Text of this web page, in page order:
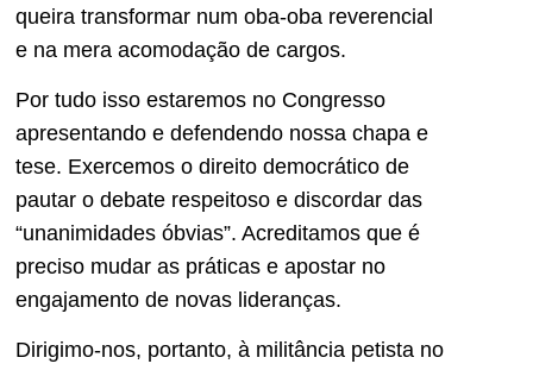
queira transformar num oba-oba reverencial
e na mera acomodação de cargos.
Por tudo isso estaremos no Congresso
apresentando e defendendo nossa chapa e
tese. Exercemos o direito democrático de
pautar o debate respeitoso e discordar das
“unanimidades óbvias”. Acreditamos que é
preciso mudar as práticas e apostar no
engajamento de novas lideranças.
Dirigimo-nos, portanto, à militância petista no